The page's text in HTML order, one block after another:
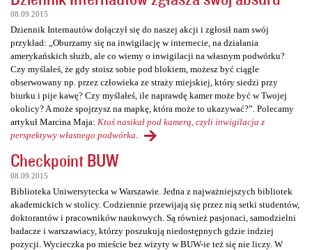
08.09.2015
Dziennik Internautów dołączył się do naszej akcji i zgłosił nam swój
przykład: „Oburzamy się na inwigilację w internecie, na działania
amerykańskich służb, ale co wiemy o inwigilacji na własnym podwórku?
Czy myślałeś, że gdy stoisz sobie pod blokiem, możesz być ciągle
obserwowany np. przez człowieka ze straży miejskiej, który siedzi przy
biurku i pije kawę? Czy myślałeś, ile naprawdę kamer może być w Twojej
okolicy? A może spojrzysz na mapkę, która może to ukazywać?”. Polecamy
artykuł Marcina Maja: Ktoś nasikał pod kamerą, czyli inwigilacja z
perspektywy własnego podwórka
Checkpoint BUW
08.09.2015
Biblioteka Uniwersytecka w Warszawie. Jedna z najważniejszych bibliotek
akademickich w stolicy. Codziennie przewijają się przez nią setki studentów,
doktorantów i pracowników naukowych. Są również pasjonaci, samodzielni
badacze i warszawiacy, którzy poszukują niedostępnych gdzie indziej
pozycji. Wycieczka po mieście bez wizyty w BUW-ie też się nie liczy. W